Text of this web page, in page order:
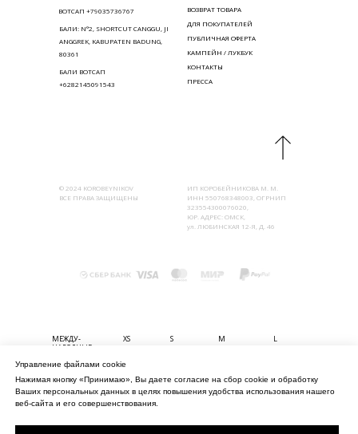
КОНТАКТЫ
ПРЕССА
ВОЗВРАТ ТОВАРА
ДЛЯ ПОКУПАТЕЛЕЙ
© 2024 KOROBEYNIKOV
ВСЕ ПРАВА ЗАЩИЩЕНЫ
ИП КОРОБЕЙНИКОВА М. М.
ИНН 550768348003, ОГРНИП
323554300076020,
ЮР. АДРЕС: ОМСК,
ул. ЛЮБИНСКАЯ 12-Я, Д. 46
ПУБЛИЧНАЯ ОФЕРТА
КАМПЕЙН / ЛУКБУК
БАЛИ: N°2, SHORTCUT CANGGU, JI
ANGGREK, KABUPATEN BADUNG,
80361
БАЛИ ВОТСАП
+6282145091543
ВОТСАП +79035736767
МЕЖДУ-
НАРОДНЫЕ
XS S M L
ТАЛИЯ (СМ)
БЁДРА (СМ)
56-61
82-90
61-67
67-74
74-80
Управление файлами cookie
Нажимая кнопку «Принимаю», Вы даете согласие на сбор cookie и обработку
Ваших персональных данных в целях повышения удобства использования нашего
веб-сайта и его совершенствования.